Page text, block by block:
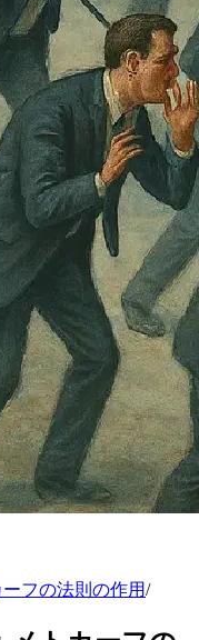
フの法則の作用/